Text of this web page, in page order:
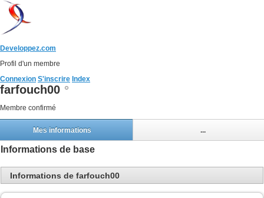
Developpez.com
Profil d'un membre
Connexion S'inscrire Index
farfouch00
Membre confirmé
Mes informations ...
Informations de base
Informations de farfouch00